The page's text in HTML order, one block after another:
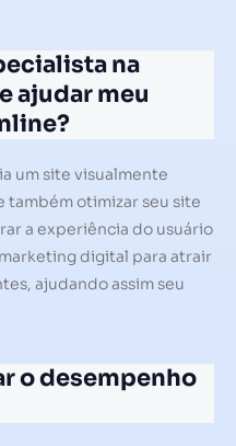
na
ajudar meu
um site visualmente
também otimizar seu site
a experiência do usuário
digital para atrair
ajudando assim seu
o desempenho